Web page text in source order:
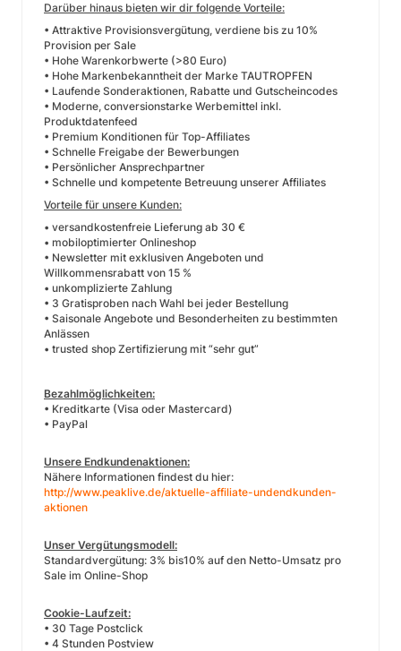
Darüber hinaus bieten wir dir folgende Vorteile:
• Attraktive Provisionsvergütung, verdiene bis zu 10%
Provision per Sale
• Hohe Warenkorbwerte (>80 Euro)
• Hohe Markenbekanntheit der Marke TAUTROPFEN
• Laufende Sonderaktionen, Rabatte und Gutscheincodes
• Moderne, conversionstarke Werbemittel inkl.
Produktdatenfeed
• Premium Konditionen für Top-Affiliates
• Schnelle Freigabe der Bewerbungen
• Persönlicher Ansprechpartner
• Schnelle und kompetente Betreuung unserer Affiliates
Vorteile für unsere Kunden:
• versandkostenfreie Lieferung ab 30 €
• mobiloptimierter Onlineshop
• Newsletter mit exklusiven Angeboten und
Willkommensrabatt von 15 %
• unkomplizierte Zahlung
• 3 Gratisproben nach Wahl bei jeder Bestellung
• Saisonale Angebote und Besonderheiten zu bestimmten
Anlässen
• trusted shop Zertifizierung mit “sehr gut”
Bezahlmöglichkeiten:
• Kreditkarte (Visa oder Mastercard)
• PayPal
Unsere Endkundenaktionen:
Nähere Informationen findest du hier:
http://www.peaklive.de/aktuelle-affiliate-undendkunden-
aktionen
Unser Vergütungsmodell:
Standardvergütung: 3% bis10% auf den Netto-Umsatz pro
Sale im Online-Shop
Cookie-Laufzeit:
• 30 Tage Postclick
• 4 Stunden Postview